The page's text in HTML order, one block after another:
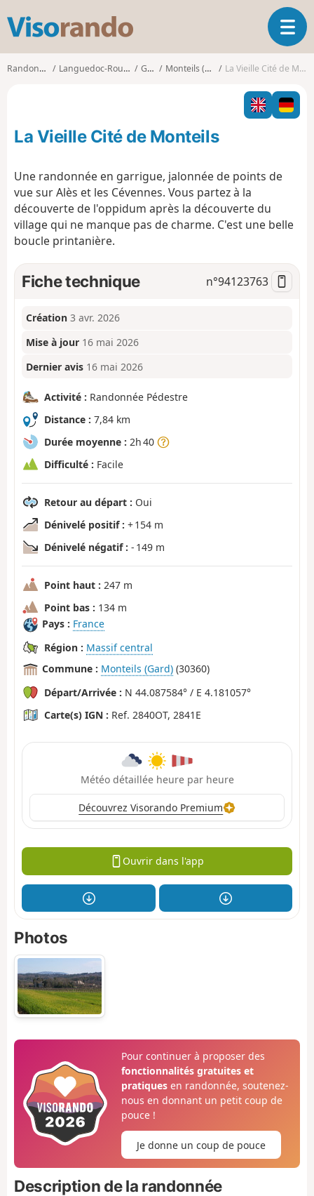
s
o
o
O
u
i
r
l
a
o
Randonnées Languedoc-Roussillon Gard Monteils (Gard) La Vieille Cité de Monteils
La Vieille Cité de Monteils
Une randonnée en garrigue, jalonnée de points de
vue sur Alès et les Cévennes. Vous partez à la
découverte de l'oppidum après la découverte du
village qui ne manque pas de charme. C'est une belle
boucle printanière.
Fiche technique n°94123763
Création 3 avr. 2026
Mise à jour 16 mai 2026
Dernier avis 16 mai 2026
Activité : Randonnée Pédestre
Distance : 7,84 km
Durée moyenne : 2h 40
Difficulté : Facile
Retour au départ : Oui
Dénivelé positif : + 154 m
Dénivelé négatif : - 149 m
Point haut : 247 m
Point bas : 134 m
Pays : France
Région : Massif central
Commune : Monteils (Gard) (30360)
Départ/Arrivée : N 44.087584° / E 4.181057°
Carte(s) IGN : Ref. 2840OT, 2841E
Météo détaillée heure par heure
Découvrez Visorando Premium
Ouvrir dans l'app
Photos
Pour continuer à proposer des
fonctionnalités gratuites et
pratiquesen randonnée, soutenez-
nous en donnant un petit coup de
pouce !
Je donne un coup de pouce
Description de la randonnée